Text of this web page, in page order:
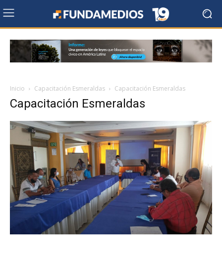
Inicio Capacitación Esmeraldas Capacitación Esmeraldas
Capacitación Esmeraldas